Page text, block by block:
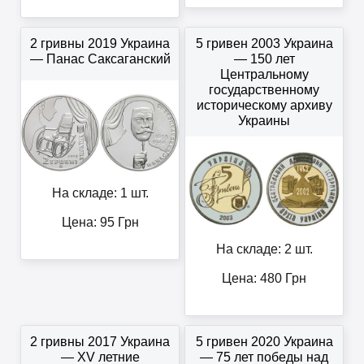
2 гривны 2019 Украина
— Панас Саксаганский
На складе: 1 шт.
Цена: 95Грн
5 гривен 2003 Украина
— 150 лет
Центральному
государственному
историческому архиву
Украины
На складе: 2 шт.
Цена: 480 Грн
2 гривны 2017 Украина
— XV летние
5 гривен 2020 Украина
— 75 лет победы над